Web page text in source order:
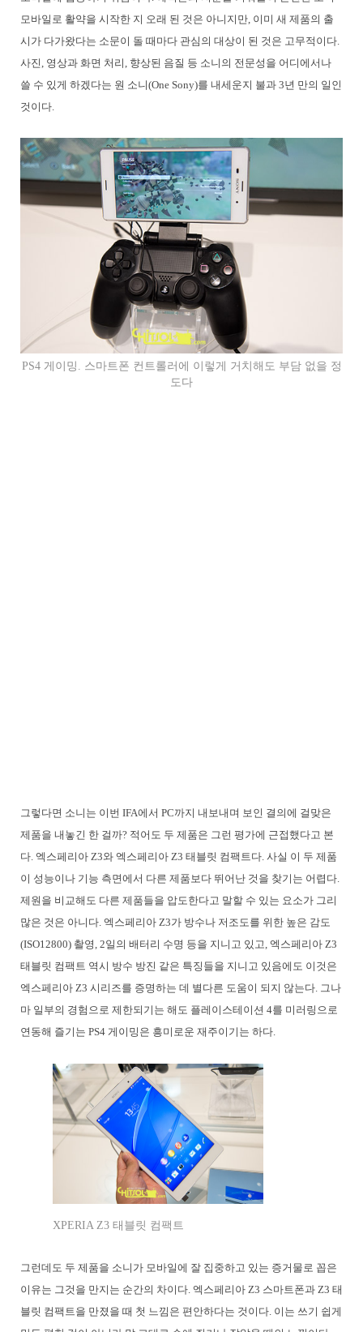
모바일로 활약을 시작한 지 오래 된 것은 아니지만, 이미 새 제품의 출
시가 다가왔다는 소문이 돌 때마다 관심의 대상이 된 것은 고무적이다.
사진, 영상과 화면 처리, 향상된 음질 등 소니의 전문성을 어디에서나
쓸 수 있게 하겠다는 원 소니(One Sony)를 내세운지 불과 3년 만의 일인
것이다.
PS4 게이밍. 스마트폰 컨트롤러에 이렇게 거치해도 부담 없을 정
도다
그렇다면 소니는 이번 IFA에서 PC까지 내보내며 보인 결의에 걸맞은
제품을 내놓긴 한 걸까? 적어도 두 제품은 그런 평가에 근접했다고 본
다. 엑스페리아 Z3와 엑스페리아 Z3 태블릿 컴팩트다. 사실 이 두 제품
이 성능이나 기능 측면에서 다른 제품보다 뛰어난 것을 찾기는 어렵다.
제원을 비교해도 다른 제품들을 압도한다고 말할 수 있는 요소가 그리
많은 것은 아니다. 엑스페리아 Z3가 방수나 저조도를 위한 높은 감도
(ISO12800) 촬영, 2일의 배터리 수명 등을 지니고 있고, 엑스페리아 Z3
태블릿 컴팩트 역시 방수 방진 같은 특징들을 지니고 있음에도 이것은
엑스페리아 Z3 시리즈를 증명하는 데 별다른 도움이 되지 않는다. 그나
마 일부의 경험으로 제한되기는 해도 플레이스테이션 4를 미러링으로
연동해 즐기는 PS4 게이밍은 흥미로운 재주이기는 하다.
XPERIA Z3 태블릿 컴팩트
그런데도 두 제품을 소니가 모바일에 잘 집중하고 있는 증거물로 꼽은
이유는 그것을 만지는 순간의 차이다. 엑스페리아 Z3 스마트폰과 Z3 태
블릿 컴팩트을 만졌을 때 첫 느낌은 편안하다는 것이다. 이는 쓰기 쉽게